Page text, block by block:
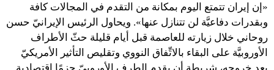
«إن إيران تتمتع اليوم بمكانة من التقدم في المجالات كافة
وبقدرات دفاعيَّة لن تتنازل عنها». ويحاول الرئيس الإيرانيّ حسن
روحاني خلال زيارته للعاصمة قبل أيام قليلة حثّ الأطراف
الأوروبيَّة على البقاء بالاتِّفاق النووي وتقليص التأثير الأمريكيّ
بعد خروجه، شريطة أن يقدم الطرف الأوروبيّ حِزمًا اقتصادية